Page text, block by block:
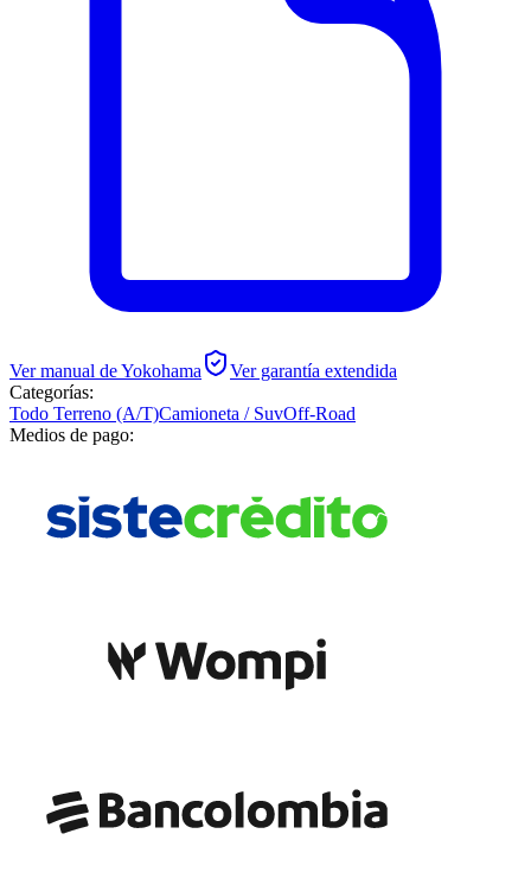
Ver manual deYokohama
Ver garantía extendida
Categorías:
Todo Terreno (A/T)Camioneta / SuvOff-Road
Medios de pago: